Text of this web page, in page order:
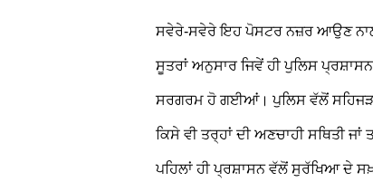
ਸਵੇਰੇ-ਸਵੇਰੇ ਇਹ ਪੋਸਟਰ ਨਜ਼ਰ ਆਉਣ ਨਾਲ
ਸੂਤਰਾਂ ਅਨੁਸਾਰ ਜਿਵੇਂ ਹੀ ਪੁਲਿਸ
ਸਰਗਰਮ ਹੋ ਗਈਆਂ। ਪੁਲਿਸ ਵੱਲੋਂ
ਕਿਸੇ ਵੀ ਤਰ੍ਹਾਂ ਦੀ ਅਣਚਾਹੀ ਸਥਿਤੀ
ਪਹਿਲਾਂ ਹੀ ਪ੍ਰਸ਼ਾਸਨ ਵੱਲੋਂ ਸੁਰੱਖਿਆ ਦੇ